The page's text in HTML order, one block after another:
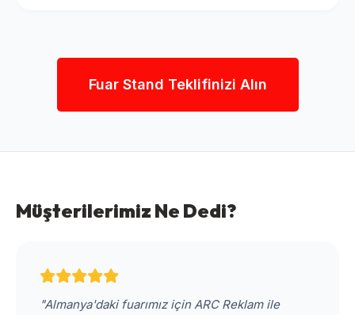
Fuar Stand Teklifinizi Alın
Müşterilerimiz Ne Dedi?
"Almanya'daki fuarımız için ARC Reklam ile